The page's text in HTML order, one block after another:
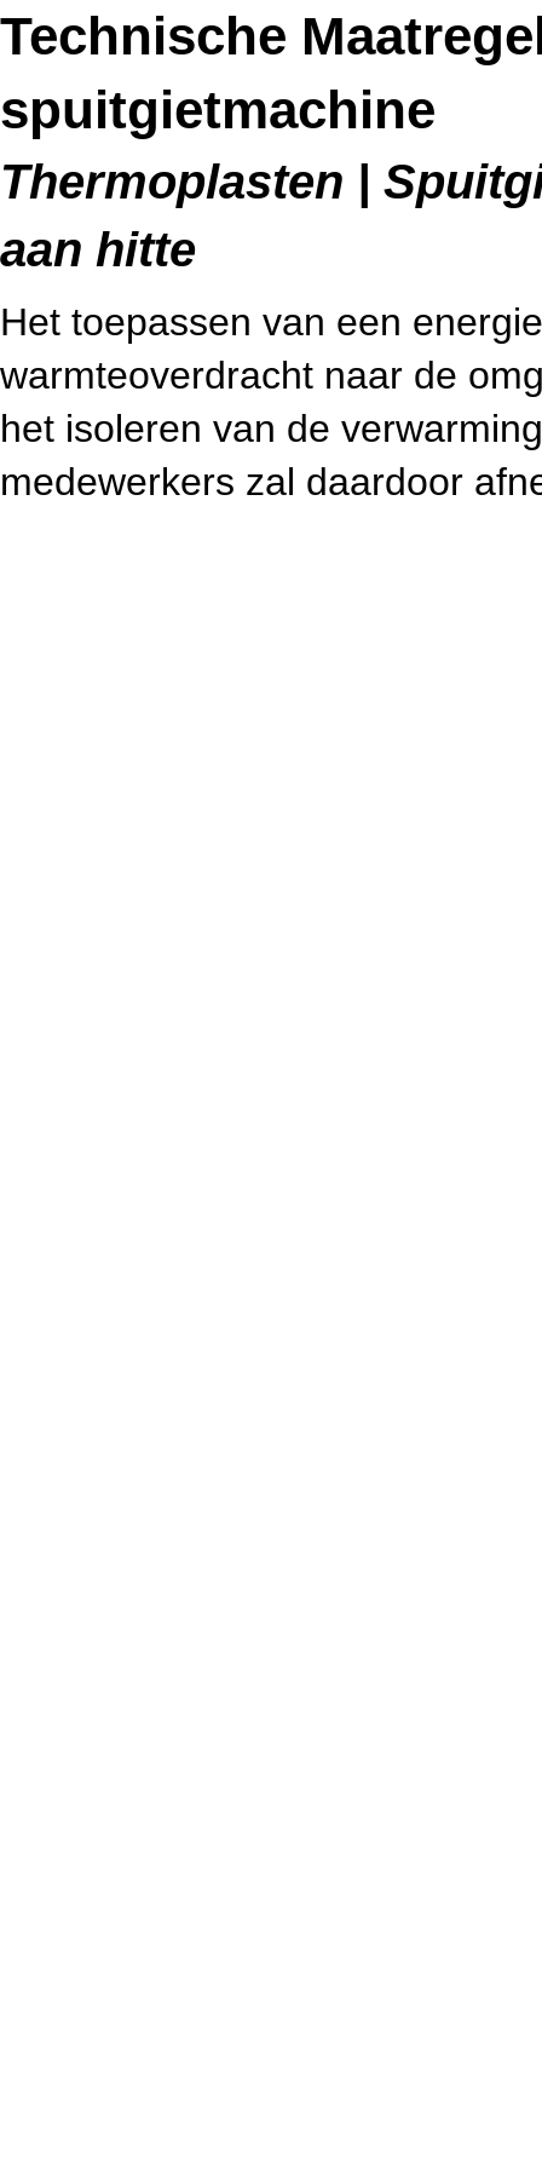
Technische
spuitgietmachine
Thermoplasten |
aan hitte
Het toepassen van een
warmteoverdracht naar de
het isoleren van de
medewerkers zal daardoor